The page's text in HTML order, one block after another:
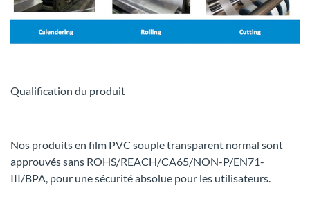
Qualification du produit
Nos produits en film PVC souple transparent normal sont
approuvés sans ROHS/REACH/CA65/NON-P/EN71-
III/BPA, pour une sécurité absolue pour les utilisateurs.